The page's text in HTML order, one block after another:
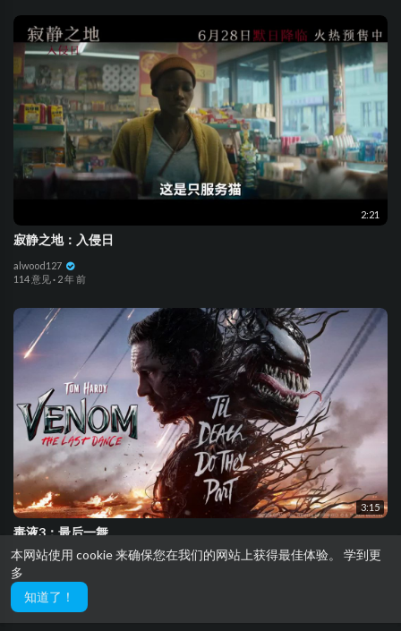
本网站使用 cookie 来确保您在我们的网站上获得最佳体验。 学到更
多
知道了！
2:21
寂静之地：入侵日
alwood127
114 意见· 2 年 前
3:15
毒液3：最后一舞
alwood127
34 意见